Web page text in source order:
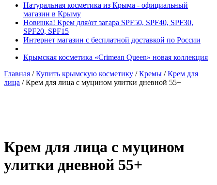
Натуральная косметика из Крыма - официальный
магазин в Крыму
Новинка! Крем для/от загара SPF50, SPF40, SPF30,
SPF20, SPF15
Интернет магазин с бесплатной доставкой по России
Крымская косметика «Crimean Queen» новая коллекция
Главная /Купить крымскую косметику /Кремы /Крем для
лица / Крем для лица с муцином улитки дневной 55+
Крем для лица с муцином
улитки дневной 55+